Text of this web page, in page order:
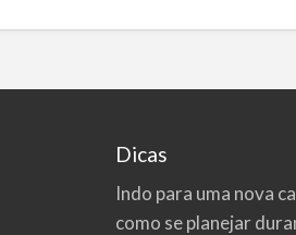
Dicas
Indo para uma nova
como se planejar